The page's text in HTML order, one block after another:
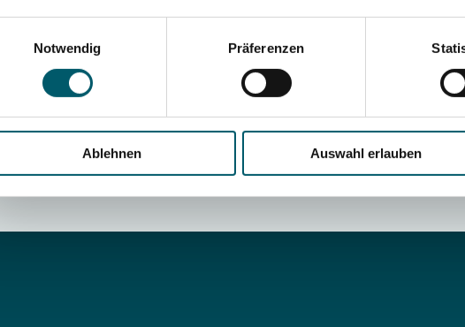
Notwendig
Präferenzen
Ablehnen Auswahl erlauben
Bietet DUAP AG auch Beratung zur optimalen
Ja, unsere Fachingenieure beraten Sie individuell – von der
Härtetiefe – um bestmögliche Ergebnisse für Ihre Anwendung